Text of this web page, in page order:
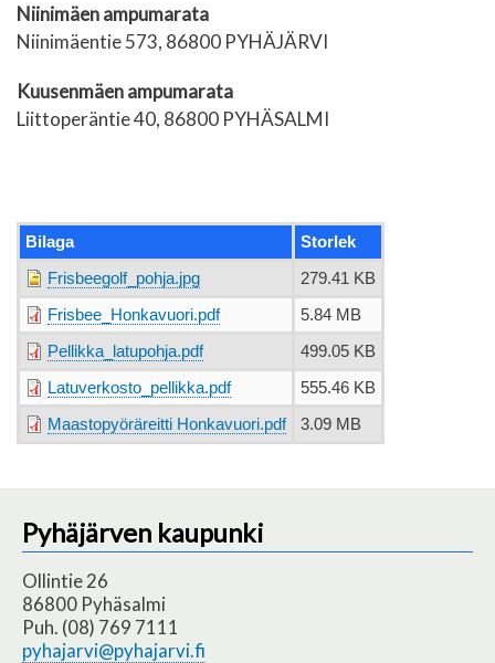
Niinimäen ampumarata
Niinimäentie 573, 86800 PYHÄJÄRVI
Kuusenmäen ampumarata
Liittoperäntie 40, 86800 PYHÄSALMI
Bilaga Storlek
Frisbeegolf_pohja.jpg 279.41 KB
Frisbee_Honkavuori.pdf 5.84 MB
Pellikka_latupohja.pdf 499.05 KB
Latuverkosto_pellikka.pdf 555.46 KB
Maastopyöräreitti Honkavuori.pdf 3.09 MB
Pyhäjärven kaupunki
Ollintie 26
86800 Pyhäsalmi
Puh. (08) 769 7111
pyhajarvi@pyhajarvi.fi